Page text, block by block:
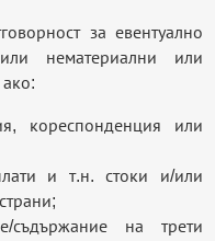
за евентуално
нематериални или
кореспонденция или
и т.н. стоки и/или
съдържание на трети